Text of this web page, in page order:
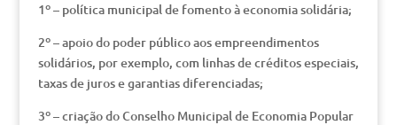
1º – política municipal de fomento à economia solidária;
2º – apoio do poder público aos empreendimentos
solidários, por exemplo, com linhas de créditos especiais,
taxas de juros e garantias diferenciadas;
3º – criação do Conselho Municipal de Economia Popular